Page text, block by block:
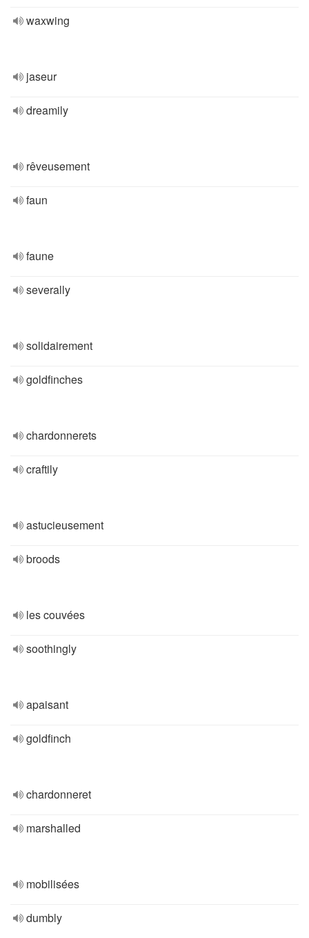
waxwing
jaseur
dreamily
rêveusement
faun
faune
severally
solidairement
goldfinches
chardonnerets
craftily
astucieusement
broods
les couvées
soothingly
apaisant
goldfinch
chardonneret
marshalled
mobilisées
dumbly